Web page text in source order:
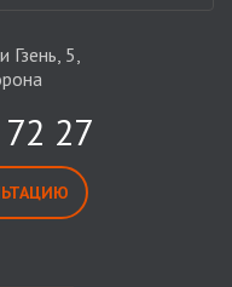
Гзень, 5,
27